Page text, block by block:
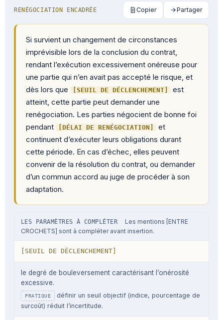
RENÉGOCIATION ENCADRÉE Copier Partager
Si survient un changement de circonstances
imprévisible lors de la conclusion du contrat,
rendant l’exécution excessivement onéreuse pour
une partie qui n’en avait pas accepté le risque, et
dès lors que
[SEUIL DE DÉCLENCHEMENT]
est
atteint, cette partie peut demander une
renégociation. Les parties négocient de bonne foi
pendant
[DÉLAI DE RENÉGOCIATION]
et
continuent d’exécuter leurs obligations durant
cette période. En cas d’échec, elles peuvent
convenir de la résolution du contrat, ou demander
d’un commun accord au juge de procéder à son
adaptation.
LES PARAMÈTRES À COMPLÉTER
Les mentions [ENTRE
CROCHETS] sont à compléter avant insertion.
[SEUIL DE DÉCLENCHEMENT]
le degré de bouleversement caractérisant l’onérosité
excessive.
PRATIQUE
définir un seuil objectif (indice, pourcentage de
surcoût) réduit l’incertitude.